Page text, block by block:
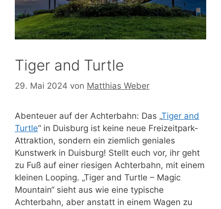
Tiger and Turtle
29. Mai 2024 von Matthias Weber
Abenteuer auf der Achterbahn: Das „Tiger and
Turtle“ in Duisburg ist keine neue Freizeitpark-
Attraktion, sondern ein ziemlich geniales
Kunstwerk in Duisburg! Stellt euch vor, ihr geht
zu Fuß auf einer riesigen Achterbahn, mit einem
kleinen Looping. „Tiger and Turtle – Magic
Mountain“ sieht aus wie eine typische
Achterbahn, aber anstatt in einem Wagen zu